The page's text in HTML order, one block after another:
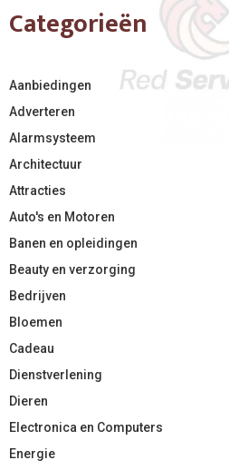
Categorieën
Aanbiedingen
Adverteren
Alarmsysteem
Architectuur
Attracties
Auto's en Motoren
Banen en opleidingen
Beauty en verzorging
Bedrijven
Bloemen
Cadeau
Dienstverlening
Dieren
Electronica en Computers
Energie